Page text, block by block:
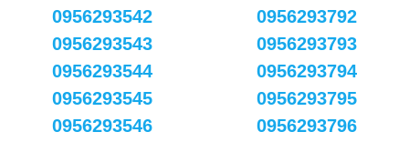
0956293542
0956293543
0956293544
0956293545
0956293546
0956293792
0956293793
0956293794
0956293795
0956293796